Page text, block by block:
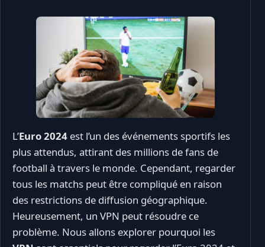
L’Euro 2024 est l’un des événements sportifs les
plus attendus, attirant des millions de fans de
football à travers le monde. Cependant, regarder
tous les matchs peut être compliqué en raison
des restrictions de diffusion géographique.
Heureusement, un VPN peut résoudre ce
problème. Nous allons explorer pourquoi les